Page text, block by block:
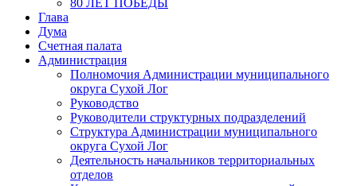
80 ЛЕТ ПОБЕДЫ
Глава
Дума
Счетная палата
Администрация
Полномочия Администрации муниципального
округа Сухой Лог
Руководство
Руководители структурных подразделений
Структура Администрации муниципального
округа Сухой Лог
Деятельность начальников территориальных
отделов